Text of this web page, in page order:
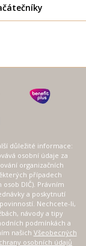
důležité informace:
osobní údaje za
organizačních
případech
DIČ). Právním
a poskytnutí
Nechcete-li,
návody a tipy
podmínkách a
našich Všeobecných
osobních údajů